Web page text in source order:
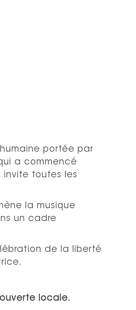
portée par
a commencé
invite toutes les
la musique
un cadre
de la liberté
locale.